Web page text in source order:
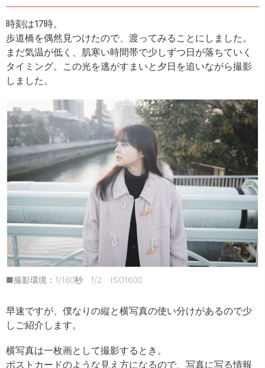
時刻は17時。
歩道橋を偶然見つけたので、渡ってみることにしました。
まだ気温が低く、肌寒い時間帯で少しずつ日が落ちていく
タイミング。この光を逃がすまいと夕日を追いながら撮影
しました。
■撮影環境：1/160秒 f/2 ISO1600
早速ですが、僕なりの縦と横写真の使い分けがあるので少
しご紹介します。
横写真は一枚画として撮影するとき。
ポストカードのような見え方になるので、写真に写る情報